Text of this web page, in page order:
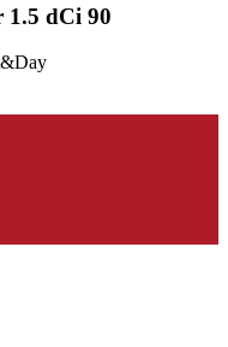
1.5 dCi 90